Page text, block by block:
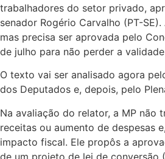
trabalhadores do setor privado,
senador Rogério Carvalho (PT-
mas precisa ser aprovada pelo
de julho para não perder a
O texto vai ser analisado agora
dos Deputados e, depois, pelo
Na avaliação do relator, a MP não
receitas ou aumento de despesas
impacto fiscal. Ele propôs a
de um projeto de lei de conversão